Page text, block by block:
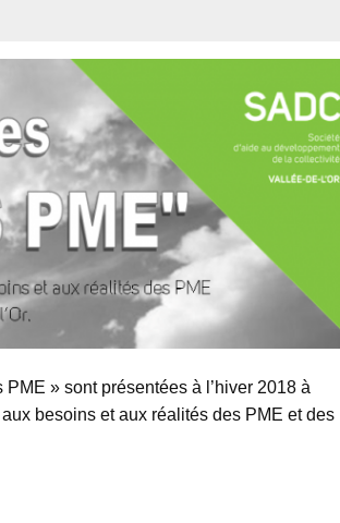
» sont présentées à l’hiver 2018 à
besoins et aux réalités des PME et des